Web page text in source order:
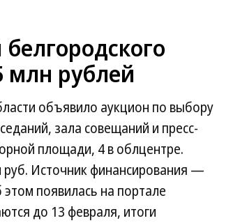
млн рублей
объявило аукцион по выбору
зала совещаний и пресс-
площади, 4 в облцентре.
руб. Источник финансирования —
появилась на портале
до 13 февраля, итоги